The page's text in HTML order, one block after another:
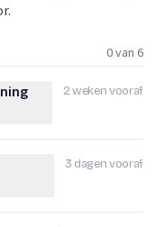
0 van 6
2 weken vooraf
moet afvinken
3 dagen vooraf
afvinken